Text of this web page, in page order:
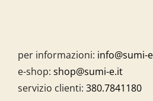
per informazioni: info@sumi-
e-shop: shop@sumi-e.it
servizio clienti: 380.7841180